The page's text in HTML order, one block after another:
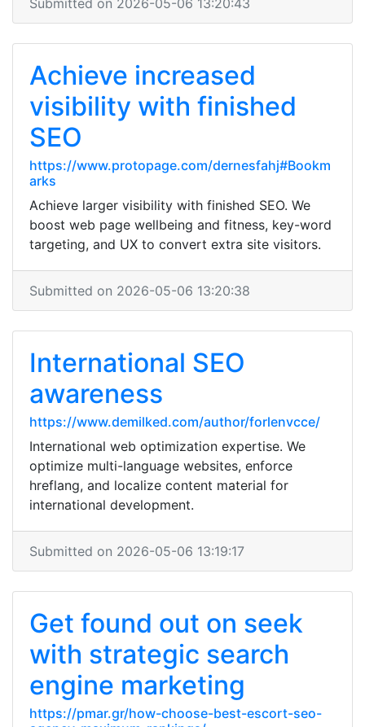
Submitted on 2026-05-06 13:20:43
Achieve increased
visibility with finished
SEO
https://www.protopage.com/dernesfahj#Bookm
arks
Achieve larger visibility with finished SEO. We
boost web page wellbeing and fitness, key-word
targeting, and UX to convert extra site visitors.
Submitted on 2026-05-06 13:20:38
International SEO
awareness
https://www.demilked.com/author/forlenvcce/
International web optimization expertise. We
optimize multi-language websites, enforce
hreflang, and localize content material for
international development.
Submitted on 2026-05-06 13:19:17
Get found out on seek
with strategic search
engine marketing
https://pmar.gr/how-choose-best-escort-seo-